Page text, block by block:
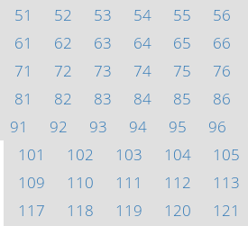
51
52 53 54 55 56
61
62 63 64 65 66
71
72 73 74 75 76
81
82 83 84 85 86
91
92 93 94 95 96
101
102 103 104 105
109
110 111 112 113
117
118 119 120 121